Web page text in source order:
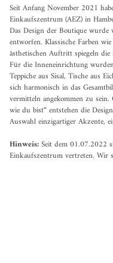
Seit Anfang November 2021
Einkaufszentrum (AEZ) in
Das Design der Boutique
entworfen. Klassische Farben
ästhetischen Auftritt spiegeln
Für die Inneneinrichtung
Teppiche aus Sisal, Tische aus
sich harmonisch in das
vermitteln angekommen zu
wie du bist“ entstehen die
Auswahl einzigartiger Akzente,
Hinweis:Seit dem 01.07.2022
Einkaufszentrum vertreten. Wir